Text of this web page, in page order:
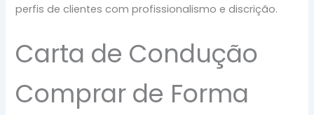
perfis de clientes com profissionalismo e discrição.
Carta de Condução
Comprar de Forma